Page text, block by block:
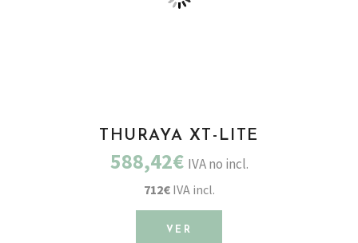
THURAYA XT-LITE
588,42€ IVA no incl.
712€IVA incl.
VER